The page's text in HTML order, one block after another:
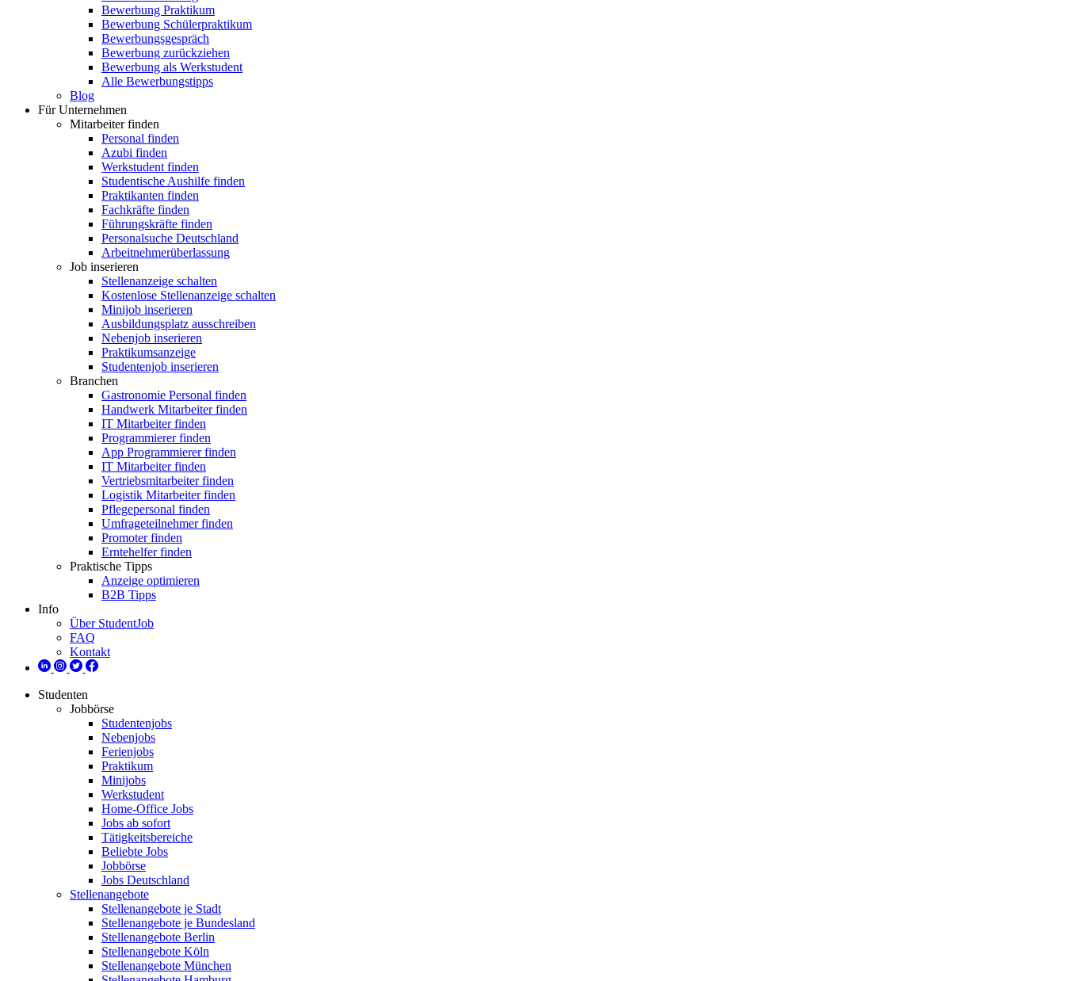
Bewerbung Praktikum
Bewerbung Schülerpraktikum
Bewerbungsgespräch
Bewerbung zurückziehen
Bewerbung als Werkstudent
Alle Bewerbungstipps
Blog
Für Unternehmen
Mitarbeiter finden
Personal finden
Azubi finden
Werkstudent finden
Studentische Aushilfe finden
Praktikanten finden
Fachkräfte finden
Führungskräfte finden
Personalsuche Deutschland
Arbeitnehmerüberlassung
Job inserieren
Stellenanzeige schalten
Kostenlose Stellenanzeige schalten
Minijob inserieren
Ausbildungsplatz ausschreiben
Nebenjob inserieren
Praktikumsanzeige
Studentenjob inserieren
Branchen
Gastronomie Personal finden
Handwerk Mitarbeiter finden
IT Mitarbeiter finden
Programmierer finden
App Programmierer finden
IT Mitarbeiter finden
Vertriebsmitarbeiter finden
Logistik Mitarbeiter finden
Pflegepersonal finden
Umfrageteilnehmer finden
Promoter finden
Erntehelfer finden
Praktische Tipps
Anzeige optimieren
B2B Tipps
Info
Über StudentJob
FAQ
Kontakt
Studenten
Jobbörse
Studentenjobs
Nebenjobs
Ferienjobs
Praktikum
Minijobs
Werkstudent
Home-Office Jobs
Jobs ab sofort
Tätigkeitsbereiche
Beliebte Jobs
Jobbörse
Jobs Deutschland
Stellenangebote
Stellenangebote je Stadt
Stellenangebote je Bundesland
Stellenangebote Berlin
Stellenangebote Köln
Stellenangebote München